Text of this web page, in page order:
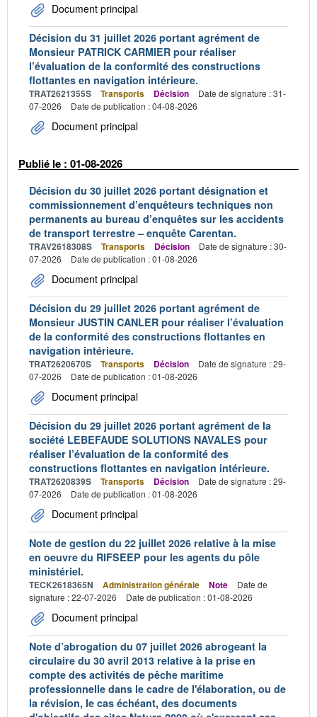
Document principal
Décision du 31 juillet 2026 portant agrément de
Monsieur PATRICK CARMIER pour réaliser
l’évaluation de la conformité des constructions
flottantes en navigation intérieure.
TRAT2621355S Transports Décision
Date de signature : 31-
07-2026
Date de publication : 04-08-2026
Document principal
Publié le : 01-08-2026
Décision du 30 juillet 2026 portant désignation et
commissionnement d’enquêteurs techniques non
permanents au bureau d’enquêtes sur les accidents
de transport terrestre – enquête Carentan.
TRAV2618308S Transports Décision
Date de signature : 30-
07-2026
Date de publication : 01-08-2026
Document principal
Décision du 29 juillet 2026 portant agrément de
Monsieur JUSTIN CANLER pour réaliser l’évaluation
de la conformité des constructions flottantes en
navigation intérieure.
TRAT2620670S Transports Décision
Date de signature : 29-
07-2026
Date de publication : 01-08-2026
Document principal
Décision du 29 juillet 2026 portant agrément de la
société LEBEFAUDE SOLUTIONS NAVALES pour
réaliser l’évaluation de la conformité des
constructions flottantes en navigation intérieure.
TRAT2620839S Transports Décision
Date de signature : 29-
07-2026
Date de publication : 01-08-2026
Document principal
Note de gestion du 22 juillet 2026 relative à la mise
en oeuvre du RIFSEEP pour les agents du pôle
ministériel.
TECK2618365N Administration générale Note
Date de
signature : 22-07-2026
Date de publication : 01-08-2026
Document principal
Note d’abrogation du 07 juillet 2026 abrogeant la
circulaire du 30 avril 2013 relative à la prise en
compte des activités de pêche maritime
professionnelle dans le cadre de l'élaboration, ou de
la révision, le cas échéant, des documents